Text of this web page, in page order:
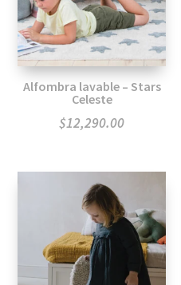
Alfombra lavable – Stars
Celeste
$12,290.00